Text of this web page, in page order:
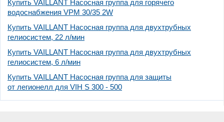
Купить VAILLANT Насосная группа для горячего
водоснабжения VPM 30/35 2W
Купить VAILLANT Насосная группа для двухтрубных
гелиосистем, 22 л/мин
Купить VAILLANT Насосная группа для двухтрубных
гелиосистем, 6 л/мин
Купить VAILLANT Насосная группа для защиты
от легионелл для VIH S 300 - 500